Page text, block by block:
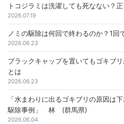
トコジラミは洗濯しても死なない？
2026.07.19
ノミの駆除は何回で終わるのか？1回
2026.06.23
ブラックキャップを置いてもゴキブ
とは
2026.06.23
「水まわりに出るゴキブリの原因は
駆除事例」 林 (群馬県)
2026.06.04